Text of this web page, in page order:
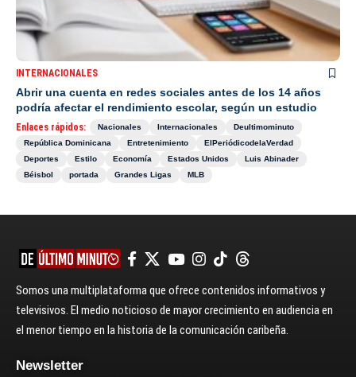
INTERNACIONALES
Abrir una cuenta en redes sociales antes de los 14 años
podría afectar el rendimiento escolar, según un estudio
Enlaces rápidos: Nacionales Internacionales
Deultimominuto
República Dominicana
Entretenimiento
ElPeriódicodelaVerdad
Deportes
Estilo Economía Estados Unidos
Luis Abinader
Béisbol
portada Grandes Ligas MLB
Somos una multiplataforma que ofrece contenidos informativos y
televisivos. El medio noticioso de mayor crecimiento en audiencia en
el menor tiempo en la historia de la comunicación caribeña.
Newsletter